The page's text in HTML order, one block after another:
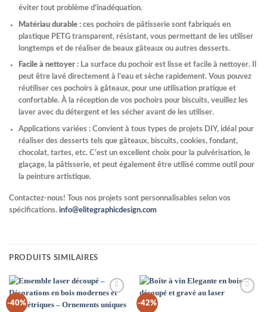
éviter tout problème d’inadéquation.
Matériau durable :ces pochoirs de pâtisserie sont fabriqués en
plastique PETG transparent, résistant, vous permettant de les utiliser
longtemps et de réaliser de beaux gâteaux ou autres desserts.
Facile à nettoyer : La surface du pochoir est lisse et facile à nettoyer. Il
peut être lavé directement à l’eau et sèche rapidement. Vous pouvez
réutiliser ces pochoirs à gâteaux, pour une utilisation pratique et
confortable. À la réception de vos pochoirs pour biscuits, veuillez les
laver avec du détergent et les sécher avant de les utiliser.
Applications variées : Convient à tous types de projets DIY, idéal pour
réaliser des desserts tels que gâteaux, biscuits, cookies, fondant,
chocolat, tartes, etc. C’est un excellent choix pour la pulvérisation, le
glaçage, la pâtisserie, et peut également être utilisé comme outil pour
la peinture artistique.
Contactez-nous! Tous nos projets sont personnalisables selon vos
spécifications. info@elitegraphicdesign.com
PRODUITS SIMILAIRES
-40%
Wishlist
-42%